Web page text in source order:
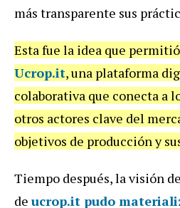
más transparente sus
Esta fue la idea que
Ucrop.it, una plataforma
colaborativa que conecta a
otros actores clave del
objetivos de producción y
Tiempo después, la visión de
de ucrop.it pudo